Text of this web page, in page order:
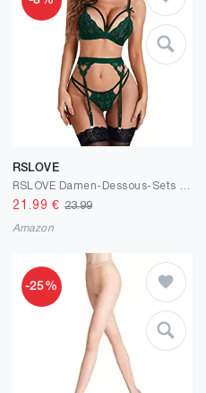
RSLOVE
21.99 € 23.99
Amazon
-25%